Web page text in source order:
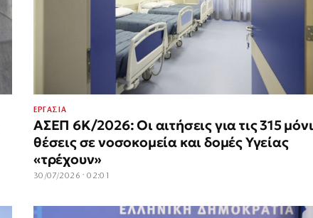
ΕΡΓΑΣΙΑ
ΑΣΕΠ 6Κ/2026: Οι αιτήσεις για τις 315
θέσεις σε νοσοκομεία και δομές Υγείας
«τρέχουν»
30/07/2026 · 02:01